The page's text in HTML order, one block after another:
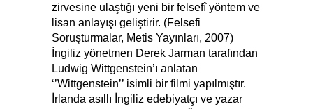
zirvesine ulaştığı yeni bir felsefî yöntem ve
lisan anlayışı geliştirir. (Felsefi
Soruşturmalar, Metis Yayınları, 2007)
İngiliz yönetmen Derek Jarman tarafından
Ludwig Wittgenstein’ı anlatan
‘’Wittgenstein’’ isimli bir filmi yapılmıştır.
İrlanda asıllı İngiliz edebiyatçı ve yazar